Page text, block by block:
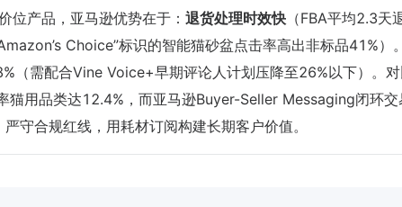
位产品，亚马逊优势在于： 退货处理时效快 （FBA平均2.3天
Choice”标识的智能猫砂盆点击率高出非标品41%）
（需配合Vine Voice+早期评论人计划压降至26%以下）。
猫用品类达12.4%，而亚马逊Buyer-Seller Messaging闭环交
守合规红线，用耗材订阅构建长期客户价值。